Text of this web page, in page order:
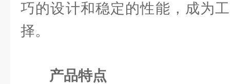
巧的设计和稳定的性能，成为
择。
产品特点